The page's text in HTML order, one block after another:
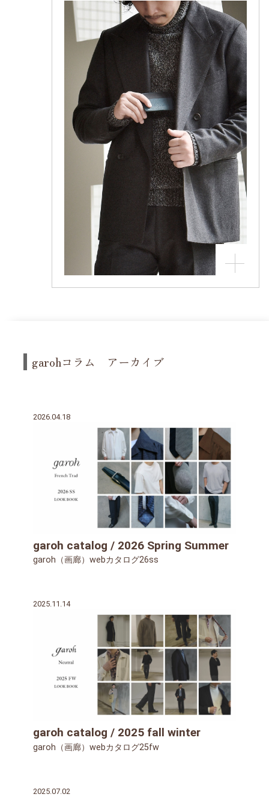
garohコラム アーカイブ
2026.04.18
garoh catalog / 2026 Spring Summer
garoh（画廊）webカタログ26ss
2025.11.14
garoh catalog / 2025 fall winter
garoh（画廊）webカタログ25fw
2025.07.02